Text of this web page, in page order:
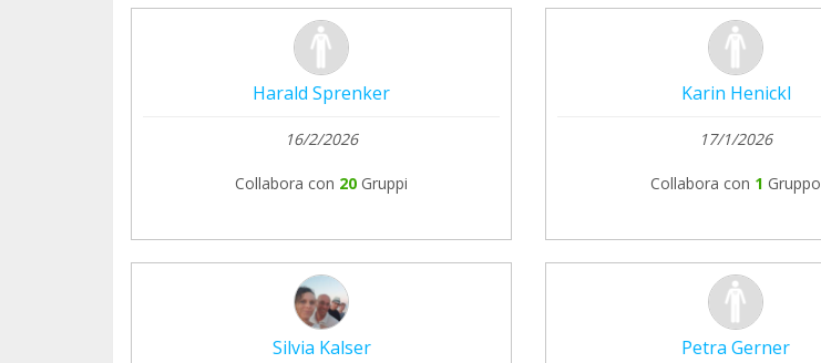
Harald Sprenker
16/2/2026
Collabora con 20 Gruppi
Karin Henickl
17/1/2026
Collabora con 1 Gruppo
Silvia Kalser Petra Gerner